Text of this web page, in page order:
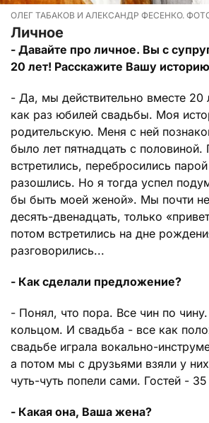
ОЛЕГ ТАБАКОВ И АЛЕКСАНДР ФЕСЕНКО.
Личное
- Давайте про личное. Вы с
20 лет! Расскажите Вашу
- Да, мы действительно вместе 20
как раз юбилей свадьбы. Моя
родительскую. Меня с ней
было лет пятнадцать с половиной.
встретились, перебросились
разошлись. Но я тогда успел
бы быть моей женой». Мы почти
десять-двенадцать, только
потом встретились на дне
разговорились...
- Как сделали предложение?
- Понял, что пора. Все чин по
кольцом. И свадьба - все как
свадьбе играла вокально-
а потом мы с друзьями взяли у
чуть-чуть попели сами. Гостей -
- Какая она, Ваша жена?